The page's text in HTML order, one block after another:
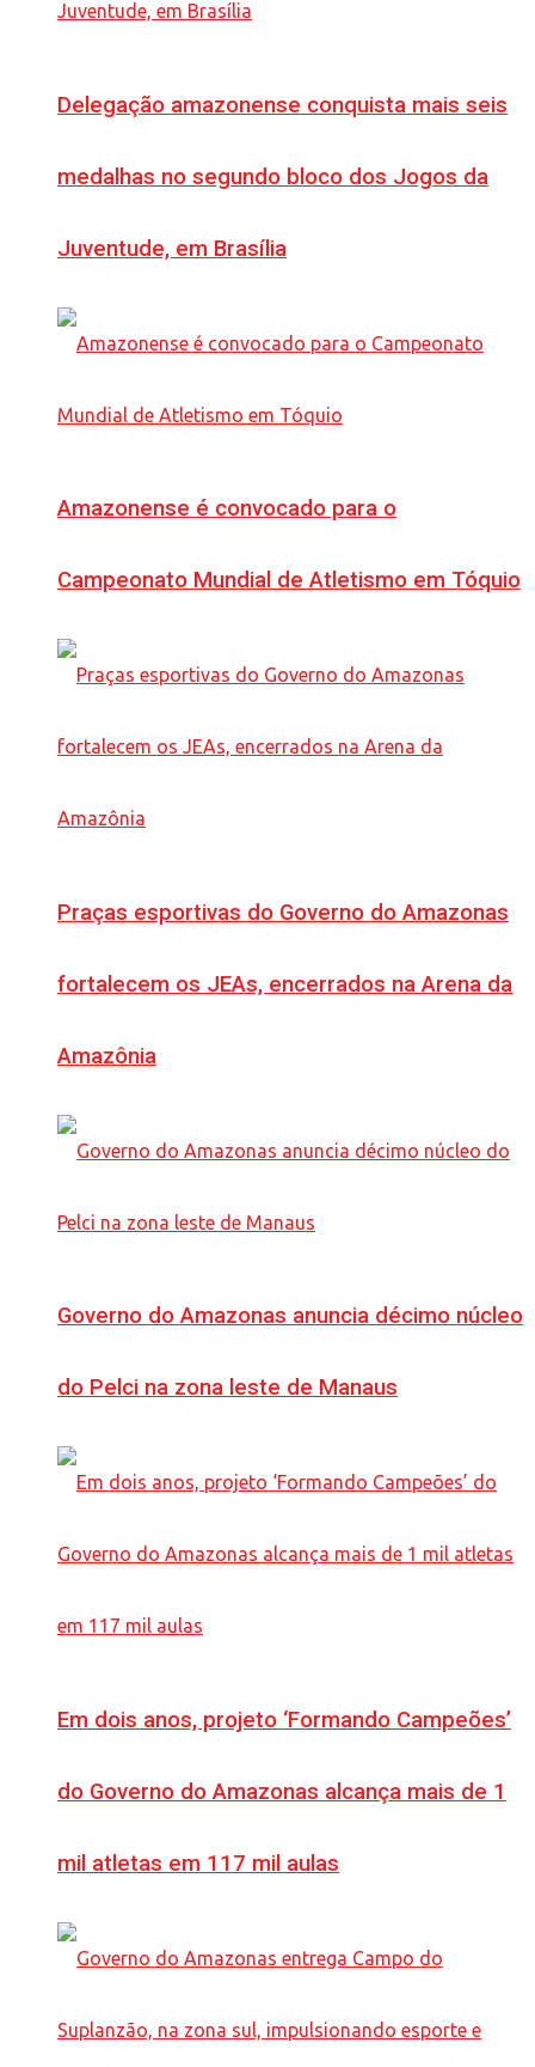
Delegação amazonense conquista mais seis
medalhas no segundo bloco dos Jogos da
Juventude, em Brasília
Amazonense é convocado para o
Campeonato Mundial de Atletismo em Tóquio
Praças esportivas do Governo do Amazonas
fortalecem os JEAs, encerrados na Arena da
Amazônia
Governo do Amazonas anuncia décimo núcleo
do Pelci na zona leste de Manaus
Em dois anos, projeto ‘Formando Campeões’
do Governo do Amazonas alcança mais de 1
mil atletas em 117 mil aulas